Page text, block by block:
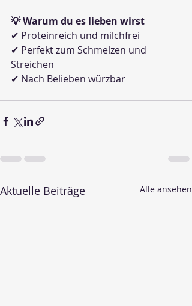
💡 Warum du es lieben wirst
✔ Proteinreich und milchfrei
✔ Perfekt zum Schmelzen und
Streichen
✔ Nach Belieben würzbar
Aktuelle Beiträge Alle ansehen